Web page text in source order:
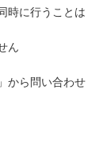
時に行うことは
ん
から問い合わせ